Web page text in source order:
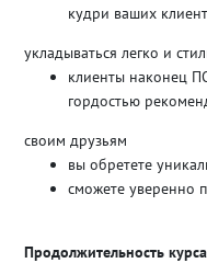
кудри ваших
укладываться легко и
клиенты наконец
гордостью
своим друзьям
вы обретете
сможете уверенно
Продолжительность